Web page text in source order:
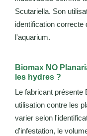
Scutariella. Son
identification correcte
l'aquarium.
Biomax NO
les hydres ?
Le fabricant présente
utilisation contre les
varier selon
d'infestation, le